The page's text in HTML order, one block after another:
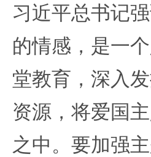
习近平总书记
的情感，是一
堂教育，深入
资源，将爱国
之中。要加强